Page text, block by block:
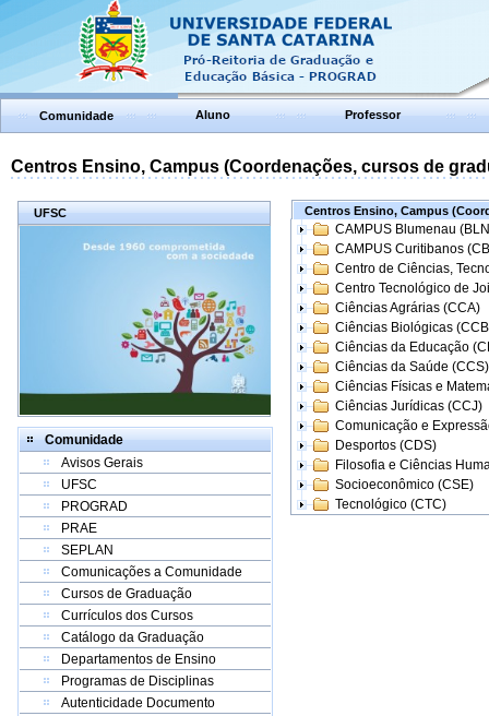
Comunidade Aluno Professor
Centros Ensino, Campus (Coordenações, cursos de
UFSC
Comunidade
Avisos Gerais
UFSC
PROGRAD
PRAE
SEPLAN
Comunicações a Comunidade
Cursos de Graduação
Currículos dos Cursos
Catálogo da Graduação
Departamentos de Ensino
Programas de Disciplinas
Autenticidade Documento
Centros Ensino, Campus
CAMPUS Blumenau
CAMPUS Curitibanos
Centro de Ciências,
Centro Tecnológico de
Ciências Agrárias (CCA)
Ciências Biológicas
Ciências da Educação
Ciências da Saúde (CCS)
Ciências Físicas e
Ciências Jurídicas (CCJ)
Comunicação e
Desportos (CDS)
Filosofia e Ciências
Socioeconômico (CSE)
Tecnológico (CTC)